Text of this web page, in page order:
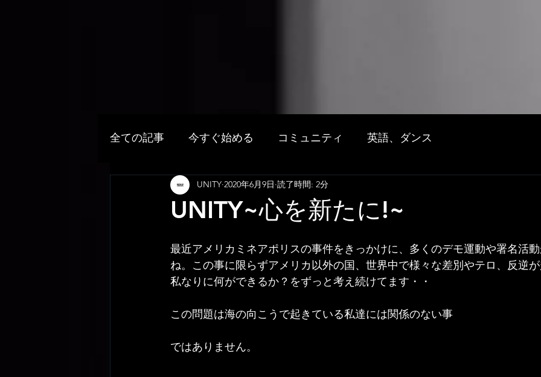
全ての記事 今すぐ始める コミュニティ 英語、ダンス
UNITY~心を新たに!~
UNITY 2020年6月9日 読了時間: 2分
最近アメリカミネアポリスの事件をきっかけに、多くのデモ運動や署名活
ね。この事に限らずアメリカ以外の国、世界中で様々な差別やテロ、反逆
私なりに何ができるか？をずっと考え続けてます・・
この問題は海の向こうで起きている私達には関係のない事
ではありません。